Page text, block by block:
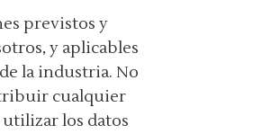
previstos y
y aplicables
la industria. No
cualquier
los datos